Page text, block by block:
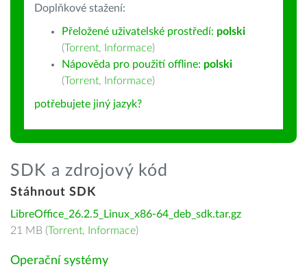
Doplňkové stažení:
Přeložené uživatelské prostředí: polski
(Torrent, Informace)
Nápověda pro použití offline: polski
(Torrent, Informace)
potřebujete jiný jazyk?
SDK a zdrojový kód
Stáhnout SDK
LibreOffice_26.2.5_Linux_x86-64_deb_sdk.tar.gz
21 MB (Torrent, Informace)
Operační systémy